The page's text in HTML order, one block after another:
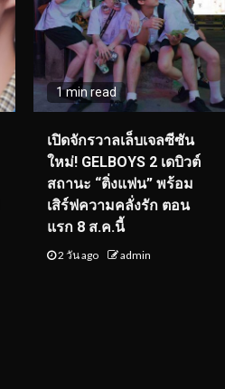
1 min read
เปิดจักรวาลเล็บเจลซีซัน
ใหม่! GELBOYS 2 เดบิวต์
สถานะ “ติ่งแฟน” พร้อม
เสิร์ฟความคลั่งรัก ตอน
แรก 8 ส.ค.นี้
2 วัน ago admin